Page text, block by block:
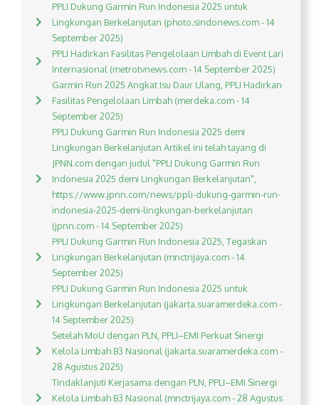
PPLI Dukung Garmin Run Indonesia 2025 untuk
Lingkungan Berkelanjutan (photo.sindonews.com - 14
September 2025)
PPLI Hadirkan Fasilitas Pengelolaan Limbah di Event Lari
Internasional (metrotvnews.com - 14 September 2025)
Garmin Run 2025 Angkat Isu Daur Ulang, PPLI Hadirkan
Fasilitas Pengelolaan Limbah (merdeka.com - 14
September 2025)
PPLI Dukung Garmin Run Indonesia 2025 demi
Lingkungan Berkelanjutan Artikel ini telah tayang di
JPNN.com dengan judul "PPLI Dukung Garmin Run
Indonesia 2025 demi Lingkungan Berkelanjutan",
https://www.jpnn.com/news/ppli-dukung-garmin-run-
indonesia-2025-demi-lingkungan-berkelanjutan
(jpnn.com - 14 September 2025)
PPLI Dukung Garmin Run Indonesia 2025, Tegaskan
Lingkungan Berkelanjutan (mnctrijaya.com - 14
September 2025)
PPLI Dukung Garmin Run Indonesia 2025 untuk
Lingkungan Berkelanjutan (jakarta.suaramerdeka.com -
14 September 2025)
Setelah MoU dengan PLN, PPLI–EMI Perkuat Sinergi
Kelola Limbah B3 Nasional (jakarta.suaramerdeka.com -
28 Agustus 2025)
Tindaklanjuti Kerjasama dengan PLN, PPLI–EMI Sinergi
Kelola Limbah B3 Nasional (mnctrijaya.com - 28 Agustus